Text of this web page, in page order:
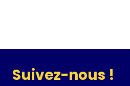
Suivez-nous !